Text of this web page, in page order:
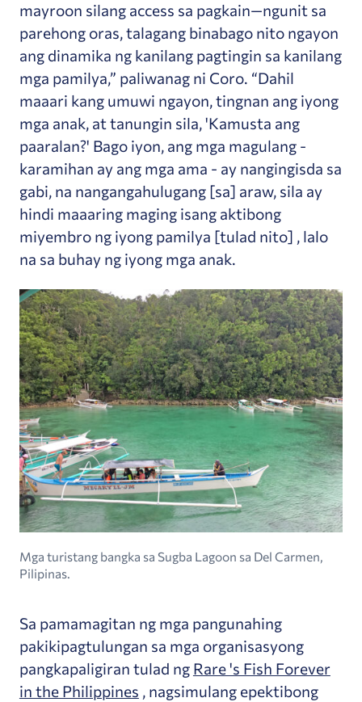
mayroon silang access sa pagkain—ngunit sa
parehong oras, talagang binabago nito ngayon
ang dinamika ng kanilang pagtingin sa kanilang
mga pamilya,” paliwanag ni Coro. “Dahil
maaari kang umuwi ngayon, tingnan ang iyong
mga anak, at tanungin sila, 'Kamusta ang
paaralan?' Bago iyon, ang mga magulang -
karamihan ay ang mga ama - ay nangingisda sa
gabi, na nangangahulugang [sa] araw, sila ay
hindi maaaring maging isang aktibong
miyembro ng iyong pamilya [tulad nito] , lalo
na sa buhay ng iyong mga anak.
Mga turistang bangka sa Sugba Lagoon sa Del Carmen,
Pilipinas.
Sa pamamagitan ng mga pangunahing
pakikipagtulungan sa mga organisasyong
pangkapaligiran tulad ng Rare 's Fish Forever
in the Philippines , nagsimulang epektibong